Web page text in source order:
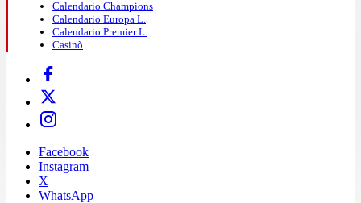
Calendario Champions
Calendario Europa L.
Calendario Premier L.
Casinò
Facebook
Instagram
X
WhatsApp